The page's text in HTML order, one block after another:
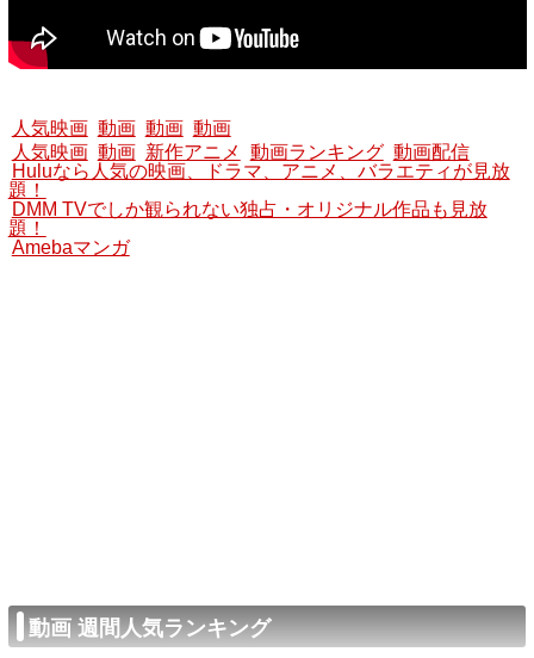
人気映画 動画 動画 動画
人気映画 動画 新作アニメ 動画ランキング 動画配信
Huluなら人気の映画、ドラマ、アニメ、バラエティが見放
題！
DMM TVでしか観られない独占・オリジナル作品も見放
題！
Amebaマンガ
動画 週間人気ランキング